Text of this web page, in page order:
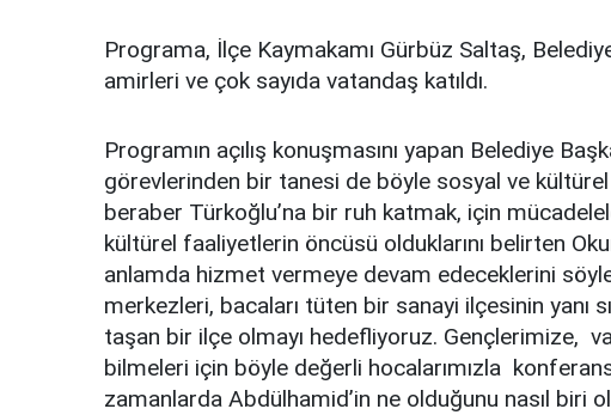
Programa, İlçe Kaymakamı Gürbüz Saltaş,
amirleri ve çok sayıda vatandaş katıldı.
Programın açılış konuşmasını yapan Belediye
görevlerinden bir tanesi de böyle sosyal ve
beraber Türkoğlu’na bir ruh katmak, için
kültürel faaliyetlerin öncüsü olduklarını belirten
anlamda hizmet vermeye devam edeceklerini
merkezleri, bacaları tüten bir sanayi ilçesinin yanı
taşan bir ilçe olmayı hedefliyoruz. Gençlerimize,
bilmeleri için böyle değerli hocalarımızla
zamanlarda Abdülhamid’in ne olduğunu nasıl biri